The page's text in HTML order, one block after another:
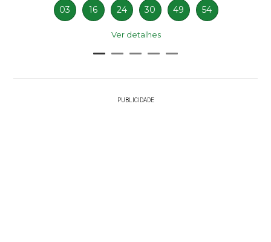
03 16 24 30 49 54
Ver detalhes
PUBLICIDADE